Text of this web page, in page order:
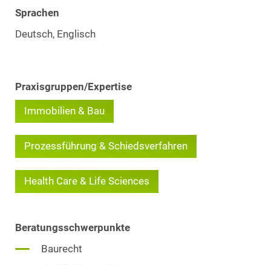
Sprachen
Deutsch, Englisch
Praxisgruppen/Expertise
Immobilien & Bau
Prozessführung & Schiedsverfahren
Health Care & Life Sciences
Beratungsschwerpunkte
Baurecht